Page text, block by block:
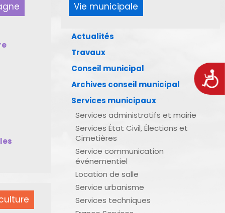
Vie municipale
Actualités
Travaux
Conseil municipal
Archives conseil municipal
Services municipaux
Services administratifs et mairie
Services État Civil, Élections et
Cimetières
Service communication
événementiel
Location de salle
Service urbanisme
Services techniques